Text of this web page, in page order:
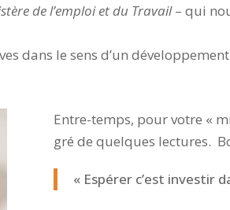
de l’emploi et du Travail– qui
dans le sens d’un développement
Entre-temps, pour votre «
gré de quelques lectures.
« Espérer c’est investir